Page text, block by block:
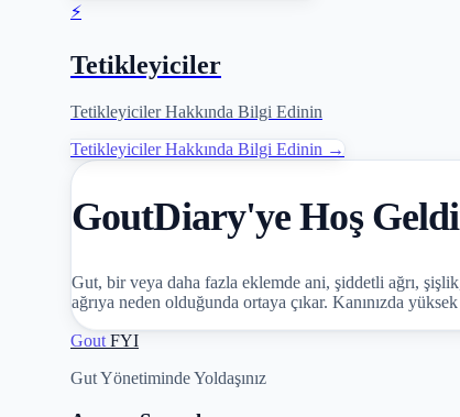
⚡
Tetikleyiciler
Tetikleyiciler Hakkında Bilgi Edinin
Tetikleyiciler Hakkında Bilgi Edinin →
GoutDiary'ye Hoş
Gut, bir veya daha fazla eklemde ani, şiddetli ağrı,
ağrıya neden olduğunda ortaya çıkar. Kanınızda
Gout FYI
Gut Yönetiminde Yoldaşınız